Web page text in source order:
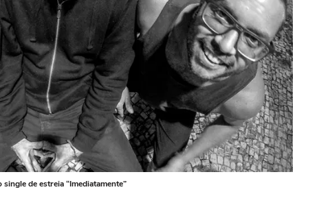
de estreia “Imediatamente”